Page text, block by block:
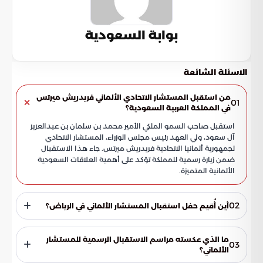
بوابة السعودية
الاسئلة الشائعة
01من استقبل المستشار الاتحادي الألماني فريدريش ميرتس
في المملكة العربية السعودية؟
استقبل صاحب السمو الملكي الأمير محمد بن سلمان بن عبدالعزيز
آل سعود، ولي العهد رئيس مجلس الوزراء، المستشار الاتحادي
لجمهورية ألمانيا الاتحادية فريدريش ميرتس. جاء هذا الاستقبال
ضمن زيارة رسمية للمملكة تؤكد على أهمية العلاقات السعودية
الألمانية المتميزة.
02أين أُقيم حفل استقبال المستشار الألماني في الرياض؟
أُقيم حفل استقبال المستشار الاتحادي الألماني فريدريش ميرتس
في قصر اليمامة بالرياض. عكست مراسم الاستقبال الرسمية تقدير
المملكة لهذه الزيارة، مؤكدة على متانة العلاقات بين البلدين وعمق
الشراكة المتبادلة.
03ما الذي عكسته مراسم الاستقبال الرسمية للمستشار
الألماني؟